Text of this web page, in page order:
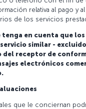
relativa al pago y
de los servicios
tenga en cuenta que
similar -
receptor de
electrónicos
que le conciernan